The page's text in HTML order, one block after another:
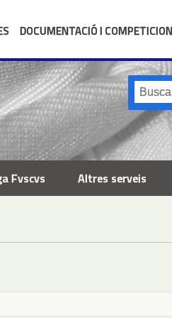
DOCUMENTACIÓ I
Fvscvs Altres serveis